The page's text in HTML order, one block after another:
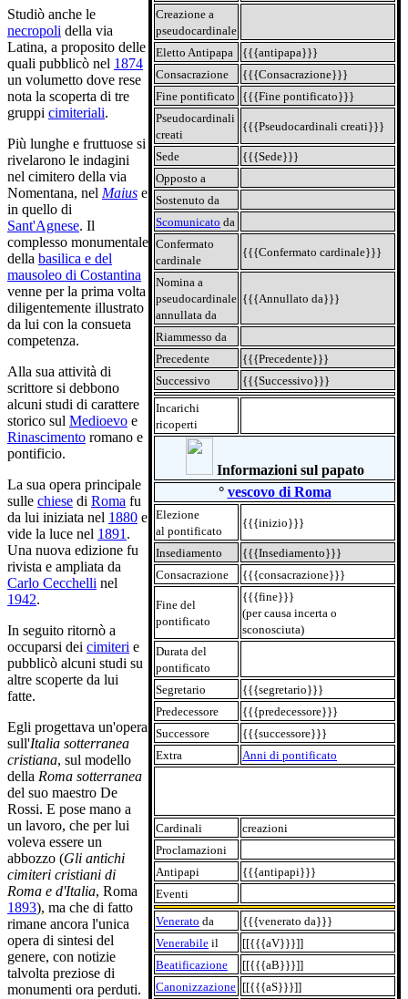
Creazione a
pseudocardinale
Eletto Antipapa
{{{antipapa}}}
Consacrazione
{{{Consacrazione}}}
Fine pontificato
{{{Fine pontificato}}}
Pseudocardinali
creati
{{{Pseudocardinali creati}}}
Sede
{{{Sede}}}
Opposto a
Sostenuto da
Scomunicato da
Confermato
cardinale
{{{Confermato cardinale}}}
Nomina a
pseudocardinale
annullata da
{{{Annullato da}}}
Riammesso da
Precedente
{{{Precedente}}}
Successivo
{{{Successivo}}}
Incarichi
ricoperti
Informazioni sul papato
° vescovo di Roma
Elezione
al pontificato
{{{inizio}}}
Insediamento
{{{Insediamento}}}
Consacrazione
{{{consacrazione}}}
Fine del
pontificato
{{{fine}}}
(per causa incerta o
sconosciuta)
Durata del
pontificato
Segretario
{{{segretario}}}
Predecessore
{{{predecessore}}}
Successore
{{{successore}}}
Extra
Anni di pontificato
Cardinali
creazioni
Proclamazioni
Antipapi
{{{antipapi}}}
Eventi
Venerato da
{{{venerato da}}}
Venerabile il
[[{{{aV}}}]]
Beatificazione
[[{{{aB}}}]]
Canonizzazione [[{{{aS}}}]]
Studiò anche le
necropoli della via
Latina, a proposito delle
quali pubblicò nel 1874
un volumetto dove rese
nota la scoperta di tre
gruppi cimiteriali.
Più lunghe e fruttuose si
rivelarono le indagini
nel cimitero della via
Nomentana, nel Maius e
in quello di
Sant'Agnese. Il
complesso monumentale
della basilica e del
mausoleo di Costantina
venne per la prima volta
diligentemente illustrato
da lui con la consueta
competenza.
Alla sua attività di
scrittore si debbono
alcuni studi di carattere
storico sul Medioevo e
Rinascimento romano e
pontificio.
La sua opera principale
sulle chiese di Roma fu
da lui iniziata nel 1880 e
vide la luce nel 1891 .
Una nuova edizione fu
rivista e ampliata da
Carlo Cecchelli nel
1942.
In seguito ritornò a
occuparsi dei cimiteri e
pubblicò alcuni studi su
altre scoperte da lui
fatte.
Egli progettava un'opera
sull'Italia sotterranea
cristiana, sul modello
della Roma sotterranea
del suo maestro De
Rossi. E pose mano a
un lavoro, che per lui
voleva essere un
abbozzo (Gli antichi
cimiteri cristiani di
Roma e d'Italia, Roma
1893), ma che di fatto
rimane ancora l'unica
opera di sintesi del
genere, con notizie
talvolta preziose di
monumenti ora perduti.